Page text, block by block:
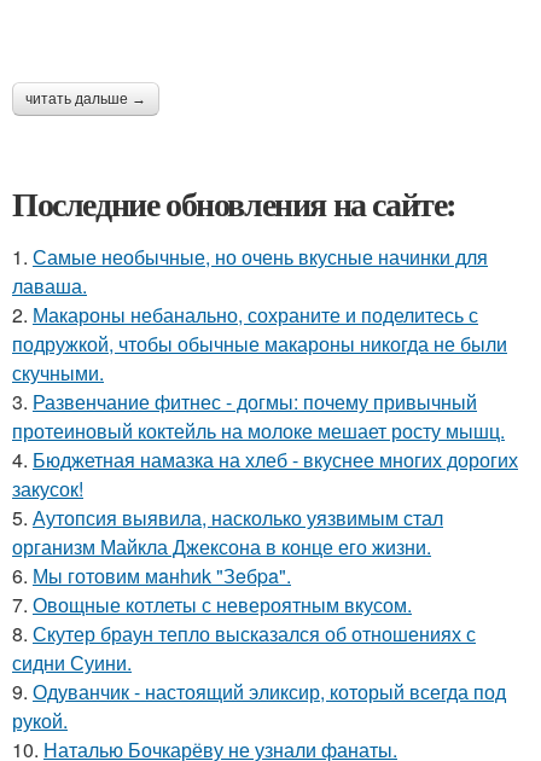
читать дальше →
Последние обновления на сайте:
1. Самые необычные, но очень вкусные начинки для
лаваша.
2. Макароны небанально, сохраните и поделитесь с
подружкой, чтобы обычные макароны никогда не были
скучными.
3. Развенчание фитнес - догмы: почему привычный
протеиновый коктейль на молоке мешает росту мышц.
4. Бюджетная намазка на хлеб - вкуснее многих дорогих
закусок!
5. Аутопсия выявила, насколько уязвимым стал
организм Майкла Джексона в конце его жизни.
6. Мы готовим мaнhиk "Зeбpa".
7. Овощные котлеты с невероятным вкусом.
8. Скутер браун тепло высказался об отношениях с
сидни Суини.
9. Одуванчик - настоящий эликсир, который всегда под
рукой.
10. Наталью Бочкарёву не узнали фанаты.